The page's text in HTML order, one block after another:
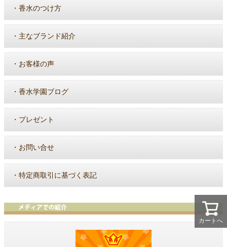
カートへ
・ 香水のつけ方
・ 主なブランド紹介
・ お客様の声
・ 香水学園ブログ
・ プレゼント
・ お問い合せ
・ 特定商取引に基づく表記